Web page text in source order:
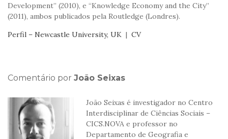
Development” (2010), e “Knowledge Economy and the City”
(2011), ambos publicados pela Routledge (Londres).
Perfil – Newcastle University, UK | CV
Comentário por João Seixas
João Seixas é investigador no Centro
Interdisciplinar de Ciências Sociais –
CICS.NOVA e professor no
Departamento de Geografia e